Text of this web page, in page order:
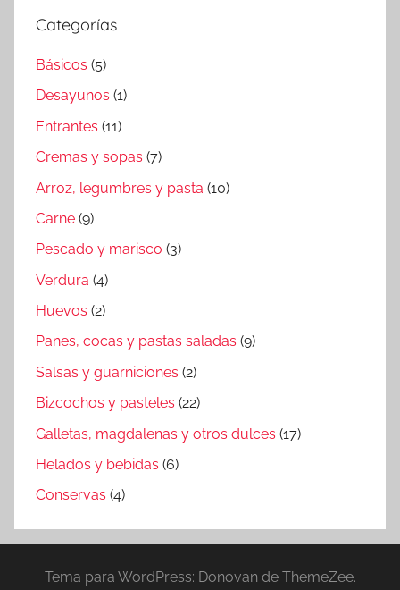
Categorías
Básicos (5)
Desayunos (1)
Entrantes (11)
Cremas y sopas (7)
Arroz, legumbres y pasta (10)
Carne (9)
Pescado y marisco (3)
Verdura (4)
Huevos (2)
Panes, cocas y pastas saladas (9)
Salsas y guarniciones (2)
Bizcochos y pasteles (22)
Galletas, magdalenas y otros dulces (17)
Helados y bebidas (6)
Conservas (4)
Tema para WordPress: Donovan de ThemeZee.